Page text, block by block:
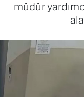
müdür